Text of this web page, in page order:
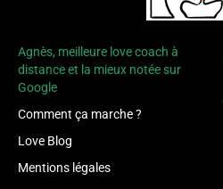
Agnès, meilleure love coach à
distance et la mieux notée sur
Google
Comment ça marche ?
Love Blog
Mentions légales